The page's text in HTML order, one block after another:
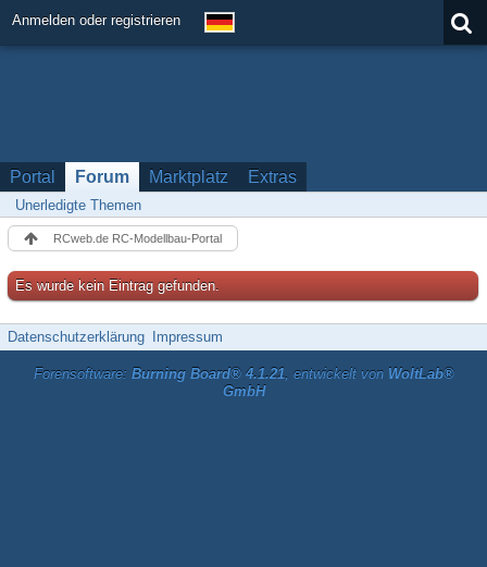
Anmelden oder registrieren
Portal Forum Marktplatz Extras
Unerledigte Themen
RCweb.de RC-Modellbau-Portal
Es wurde kein Eintrag gefunden.
Datenschutzerklärung Impressum
Forensoftware: Burning Board® 4.1.21, entwickelt von WoltLab®
GmbH